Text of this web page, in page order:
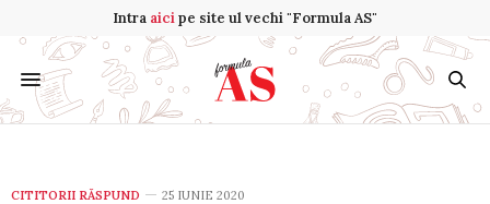
Intra aicipe site ul vechi "Formula AS"
CITITORII RĂSPUND 25 IUNIE 2020